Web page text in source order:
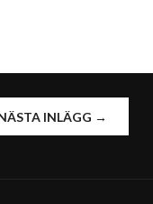
INLÄGG →